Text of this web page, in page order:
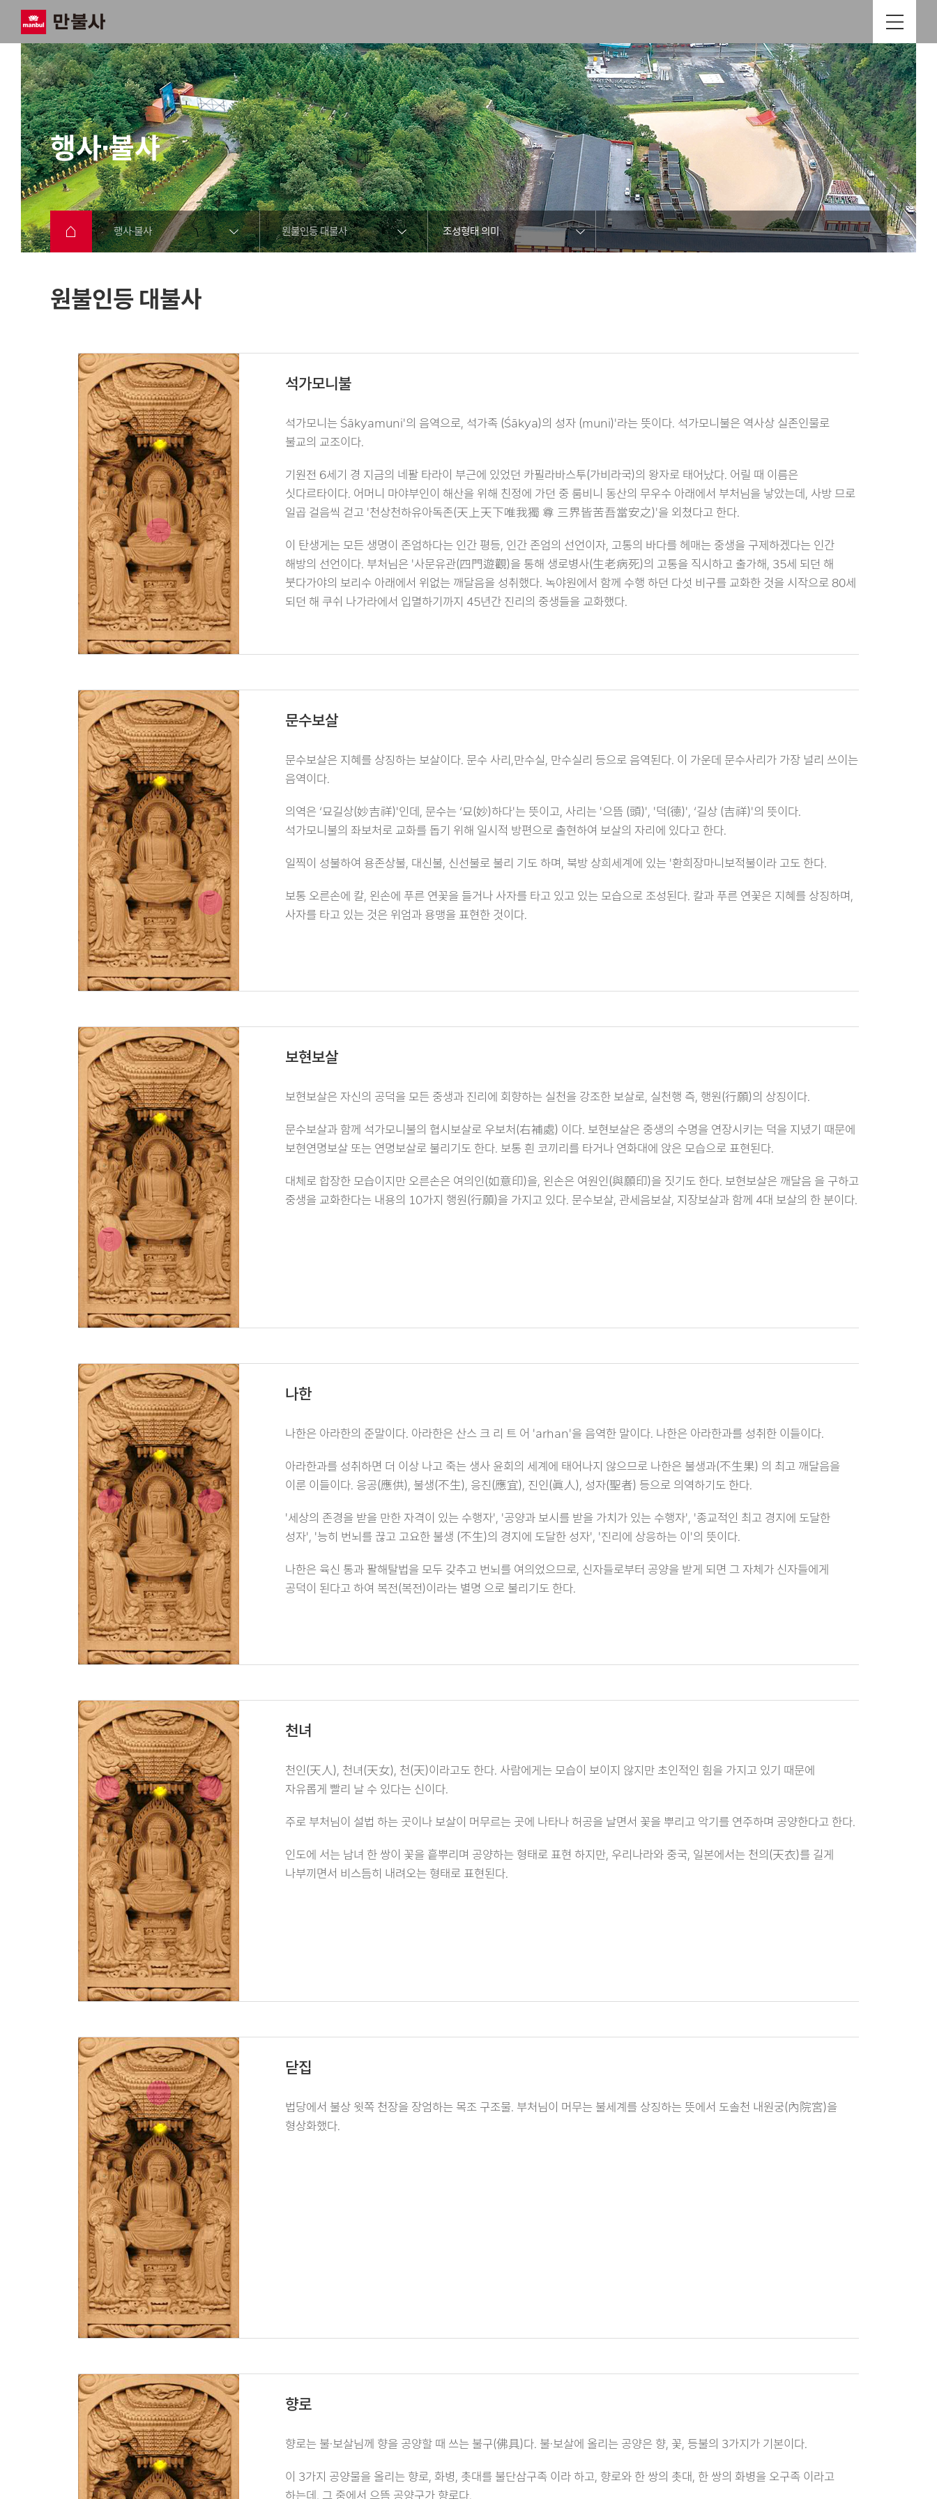
행사·불사
행사·불사 원불인등 대불사 조성형태 의미
원불인등 대불사
석가모니불
석가모니는 Śākyamuni'의 음역으로, 석가족 (Śākya)의 성자 (muni)'라는 뜻이다. 석가모니불은 역사상 실존인물로
불교의 교조이다.
기원전 6세기 경 지금의 네팔 타라이 부근에 있었던 카필라바스투(가비라국)의 왕자로 태어났다. 어릴 때 이름은
싯다르타이다. 어머니 마야부인이 해산을 위해 친정에 가던 중 룸비니 동산의 무우수 아래에서 부처님을 낳았는데, 사방 므로
일곱 걸음씩 걷고 '천상천하유아독존(天上天下唯我獨 尊 三界皆苦吾當安之)'을 외쳤다고 한다.
이 탄생게는 모든 생명이 존엄하다는 인간 평등, 인간 존엄의 선언이자, 고통의 바다를 헤매는 중생을 구제하겠다는 인간
해방의 선언이다. 부처님은 '사문유관(四門遊觀)을 통해 생로병사(生老病死)의 고통을 직시하고 출가해, 35세 되던 해
붓다가야의 보리수 아래에서 위없는 깨달음을 성취했다. 녹야원에서 함께 수행 하던 다섯 비구를 교화한 것을 시작으로 80세
되던 해 쿠쉬 나가라에서 입멸하기까지 45년간 진리의 중생들을 교화했다.
문수보살
문수보살은 지혜를 상징하는 보살이다. 문수 사리,만수실, 만수실리 등으로 음역된다. 이 가운데 문수사리가 가장 널리 쓰이는
음역이다.
의역은 ‘묘길상(妙吉祥)'인데, 문수는 ‘묘(妙)하다'는 뜻이고, 사리는 '으뜸 (頭)', '덕(德)', ‘길상 (吉祥)'의 뜻이다.
석가모니불의 좌보처로 교화를 돕기 위해 일시적 방편으로 출현하여 보살의 자리에 있다고 한다.
일찍이 성불하여 용존상불, 대신불, 신선불로 불리 기도 하며, 북방 상희세계에 있는 '환희장마니보적불이라 고도 한다.
보통 오른손에 칼, 왼손에 푸른 연꽃을 들거나 사자를 타고 있고 있는 모습으로 조성된다. 칼과 푸른 연꽃은 지혜를 상징하며,
사자를 타고 있는 것은 위엄과 용맹을 표현한 것이다.
보현보살
보현보살은 자신의 공덕을 모든 중생과 진리에 회향하는 실천을 강조한 보살로, 실천행 즉, 행원(行願)의 상징이다.
문수보살과 함께 석가모니불의 협시보살로 우보처(右補處) 이다. 보현보살은 중생의 수명을 연장시키는 덕을 지녔기 때문에
보현연명보살 또는 연명보살로 불리기도 한다. 보통 흰 코끼리를 타거나 연화대에 앉은 모습으로 표현된다.
대체로 합장한 모습이지만 오른손은 여의인(如意印)을, 왼손은 여원인(與願印)을 짓기도 한다. 보현보살은 깨달음 을 구하고
중생을 교화한다는 내용의 10가지 행원(行願)을 가지고 있다. 문수보살, 관세음보살, 지장보살과 함께 4대 보살의 한 분이다.
나한
나한은 아라한의 준말이다. 아라한은 산스 크 리 트 어 'arhan'을 음역한 말이다. 나한은 아라한과를 성취한 이들이다.
아라한과를 성취하면 더 이상 나고 죽는 생사 윤회의 세계에 태어나지 않으므로 나한은 불생과(不生果) 의 최고 깨달음을
이룬 이들이다. 응공(應供), 불생(不生), 응진(應宜), 진인(眞人), 성자(聖者) 등으로 의역하기도 한다.
'세상의 존경을 받을 만한 자격이 있는 수행자', '공양과 보시를 받을 가치가 있는 수행자', '종교적인 최고 경지에 도달한
성자', '능히 번뇌를 끊고 고요한 불생 (不生)의 경지에 도달한 성자', '진리에 상응하는 이'의 뜻이다.
나한은 육신 통과 팔해탈법을 모두 갖추고 번뇌를 여의었으므로, 신자들로부터 공양을 받게 되면 그 자체가 신자들에게
공덕이 된다고 하여 복전(복전)이라는 별명 으로 불리기도 한다.
천녀
천인(天人), 천녀(天女), 천(天)이라고도 한다. 사람에게는 모습이 보이지 않지만 초인적인 힘을 가지고 있기 때문에
자유롭게 빨리 날 수 있다는 신이다.
주로 부처님이 설법 하는 곳이나 보살이 머무르는 곳에 나타나 허공을 날면서 꽃을 뿌리고 악기를 연주하며 공양한다고 한다.
인도에 서는 남녀 한 쌍이 꽃을 흩뿌리며 공양하는 형태로 표현 하지만, 우리나라와 중국, 일본에서는 천의(天衣)를 길게
나부끼면서 비스듬히 내려오는 형태로 표현된다.
닫집
법당에서 불상 윗쪽 천장을 장엄하는 목조 구조물. 부처님이 머무는 불세계를 상징하는 뜻에서 도솔천 내원궁(內院宮)을
형상화했다.
향로
향로는 불·보살님께 향을 공양할 때 쓰는 불구(佛具)다. 불·보살에 올리는 공양은 향, 꽃, 등불의 3가지가 기본이다.
이 3가지 공양물을 올리는 향로, 화병, 촛대를 불단삼구족 이라 하고, 향로와 한 쌍의 촛대, 한 쌍의 화병을 오구족 이라고
하는데, 그 중에서 으뜸 공양구가 향로다.